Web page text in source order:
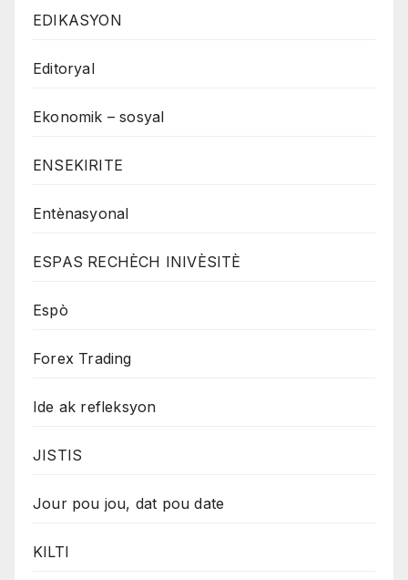
EDIKASYON
Editoryal
Ekonomik – sosyal
ENSEKIRITE
Entènasyonal
ESPAS RECHÈCH INIVÈSITÈ
Espò
Forex Trading
Ide ak refleksyon
JISTIS
Jour pou jou, dat pou date
KILTI